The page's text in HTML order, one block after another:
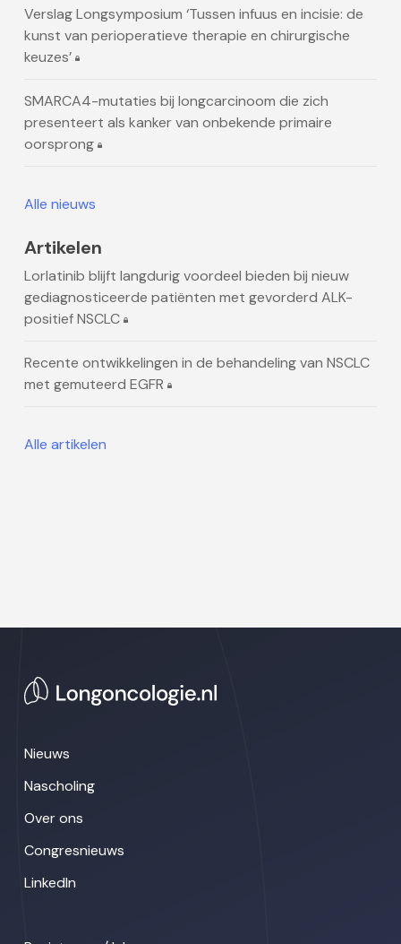
Verslag Longsymposium ‘Tussen infuus en incisie: de
kunst van perioperatieve therapie en chirurgische
keuzes’
SMARCA4-mutaties bij longcarcinoom die zich
presenteert als kanker van onbekende primaire
oorsprong
Alle nieuws
Artikelen
Lorlatinib blijft langdurig voordeel bieden bij nieuw
gediagnosticeerde patiënten met gevorderd ALK-
positief NSCLC
Recente ontwikkelingen in de behandeling van NSCLC
met gemuteerd EGFR
Alle artikelen
Nieuws
Nascholing
Over ons
Congresnieuws
LinkedIn